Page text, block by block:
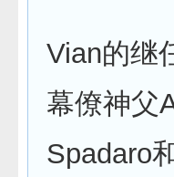
Vian的继
幕僚神父
Spadaro